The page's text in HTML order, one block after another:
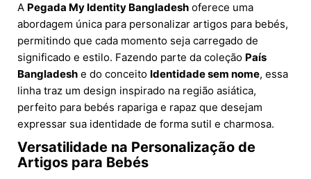
A Pegada My Identity Bangladesh oferece uma
abordagem única para personalizar artigos para bebés,
permitindo que cada momento seja carregado de
significado e estilo. Fazendo parte da coleção País
Bangladesh e do conceito Identidade sem nome, essa
linha traz um design inspirado na região asiática,
perfeito para bebés rapariga e rapaz que desejam
expressar sua identidade de forma sutil e charmosa.
Versatilidade na Personalização de
Artigos para Bebés